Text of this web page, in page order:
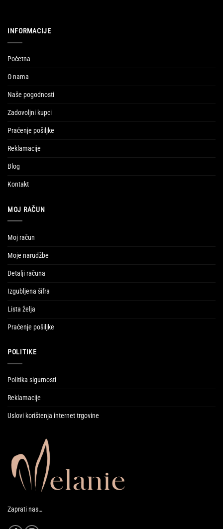
INFORMACIJE
Početna
O nama
Naše pogodnosti
Zadovoljni kupci
Praćenje pošiljke
Reklamacije
Blog
Kontakt
MOJ RAČUN
Moj račun
Moje narudžbe
Detalji računa
Izgubljena šifra
Lista želja
Praćenje pošiljke
POLITIKE
Politika sigurnosti
Reklamacije
Uslovi korištenja internet trgovine
Zaprati nas…